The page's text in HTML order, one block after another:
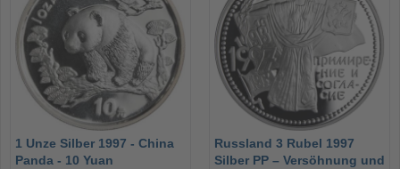
1 Unze Silber 1997 - China
Panda - 10 Yuan
Russland 3 Rubel 1997
Silber PP – Versöhnung und